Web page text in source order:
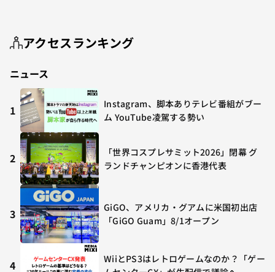
アクセスランキング
ニュース
1
Instagram、脚本ありテレビ番組がブー
ム YouTube凌駕する勢い
2
「世界コスプレサミット2026」閉幕 グ
ランドチャンピオンに香港代表
3
GiGO、アメリカ・グアムに米国初出店
「GiGO Guam」8/1オープン
4
WiiとPS3はレトロゲームなのか？「ゲー